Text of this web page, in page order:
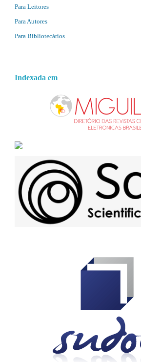
Para Leitores
Para Autores
Para Bibliotecários
Indexada em